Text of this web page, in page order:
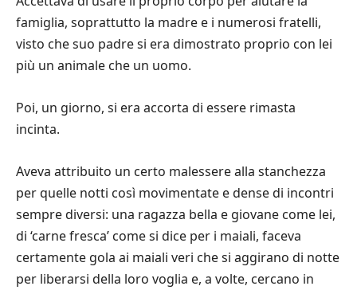
famiglia, soprattutto la madre e i numerosi fratelli,
visto che suo padre si era dimostrato proprio con lei
più un animale che un uomo.
Poi, un giorno, si era accorta di essere rimasta
incinta.
Aveva attribuito un certo malessere alla stanchezza
per quelle notti così movimentate e dense di incontri
sempre diversi: una ragazza bella e giovane come lei,
di ‘carne fresca’ come si dice per i maiali, faceva
certamente gola ai maiali veri che si aggirano di notte
per liberarsi della loro voglia e, a volte, cercano in